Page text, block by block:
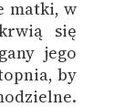
matki, w
się
jego
by